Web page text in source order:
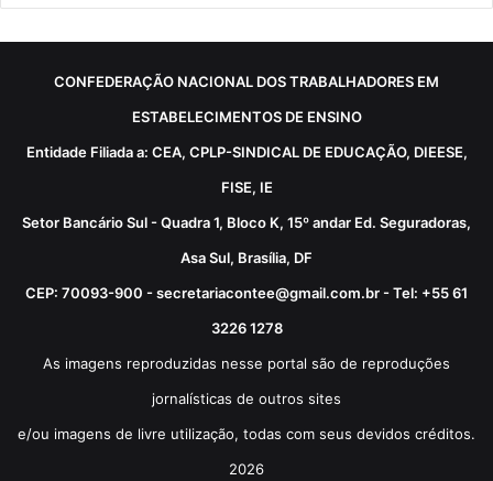
CONFEDERAÇÃO NACIONAL DOS TRABALHADORES EM
ESTABELECIMENTOS DE ENSINO
Entidade Filiada a: CEA, CPLP-SINDICAL DE EDUCAÇÃO, DIEESE,
FISE, IE
Setor Bancário Sul - Quadra 1, Bloco K, 15º andar Ed. Seguradoras,
Asa Sul, Brasília, DF
CEP: 70093-900 - secretariacontee@gmail.com.br - Tel: +55 61
3226 1278
As imagens reproduzidas nesse portal são de reproduções
jornalísticas de outros sites
e/ou imagens de livre utilização, todas com seus devidos créditos.
2026